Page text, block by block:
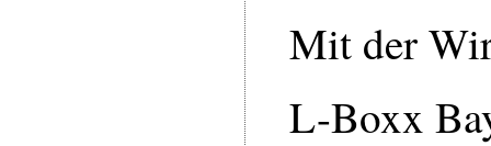
Mit der
L-Boxx